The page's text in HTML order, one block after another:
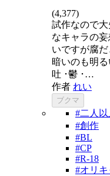
(4,377)
試作なので
なキャラの
いですが腐
暗いのも明
吐 ･鬱 ･…
作者 れい
ブクマ
#二人以
#創作
#BL
#CP
#R-18
#オリキ